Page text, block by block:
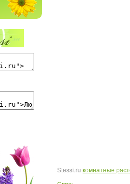
Stessi.ru комнатные